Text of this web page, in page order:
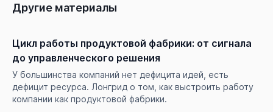
Другие материалы
Цикл работы продуктовой фабрики: от сигнала
до управленческого решения
У большинства компаний нет дефицита идей, есть
дефицит ресурса. Лонгрид о том, как выстроить работу
компании как продуктовой фабрики.